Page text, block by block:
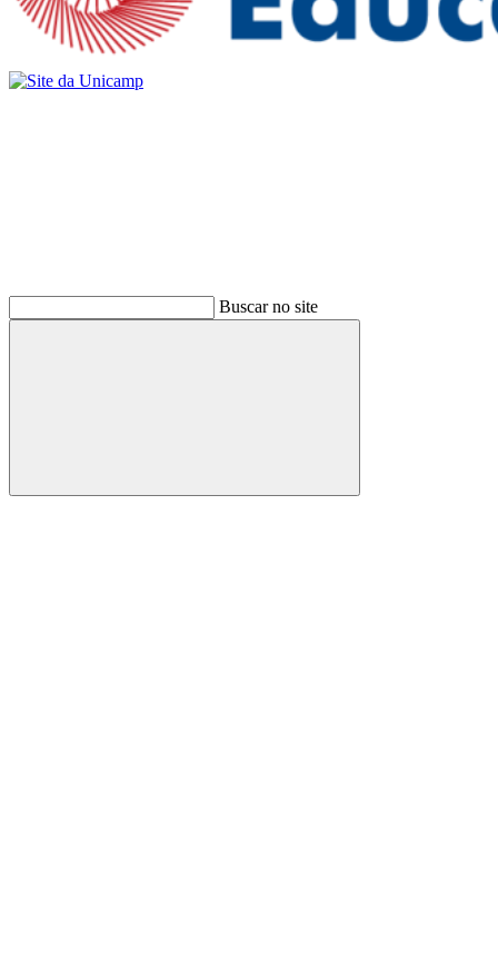
Buscar no site
Buscar